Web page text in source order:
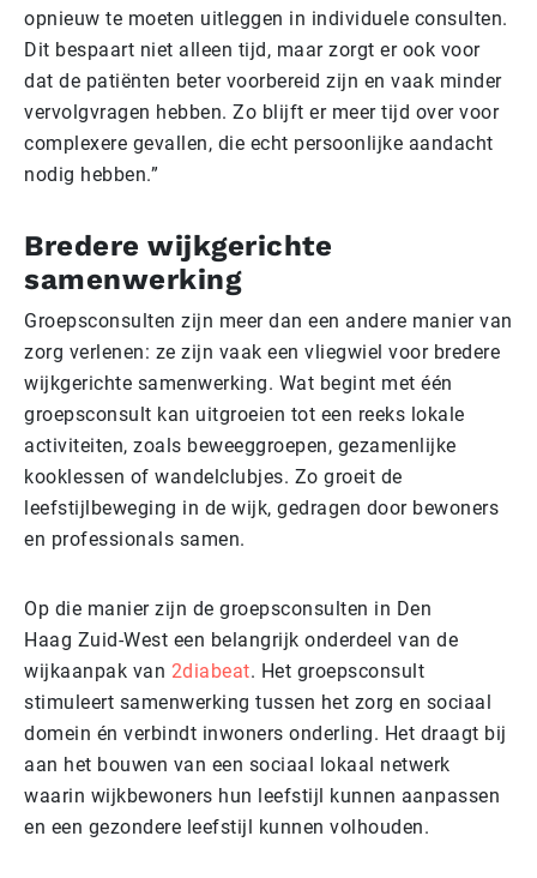
opnieuw te moeten uitleggen in individuele consulten.
Dit bespaart niet alleen tijd, maar zorgt er ook voor
dat de patiënten beter voorbereid zijn en vaak minder
vervolgvragen hebben. Zo blijft er meer tijd over voor
complexere gevallen, die echt persoonlijke aandacht
nodig hebben.”
Bredere wijkgerichte
samenwerking
Groepsconsulten zijn meer dan een andere manier van
zorg verlenen: ze zijn vaak een vliegwiel voor bredere
wijkgerichte samenwerking. Wat begint met één
groepsconsult kan uitgroeien tot een reeks lokale
activiteiten, zoals beweeggroepen, gezamenlijke
kooklessen of wandelclubjes. Zo groeit de
leefstijlbeweging in de wijk, gedragen door bewoners
en professionals samen.
Op die manier zijn de groepsconsulten in Den
Haag Zuid-West een belangrijk onderdeel van de
wijkaanpak van 2diabeat. Het groepsconsult
stimuleert samenwerking tussen het zorg en sociaal
domein én verbindt inwoners onderling. Het draagt bij
aan het bouwen van een sociaal lokaal netwerk
waarin wijkbewoners hun leefstijl kunnen aanpassen
en een gezondere leefstijl kunnen volhouden.